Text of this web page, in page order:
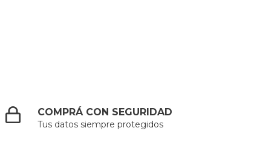
COMPRÁ CON SEGURIDAD
Tus datos siempre protegidos